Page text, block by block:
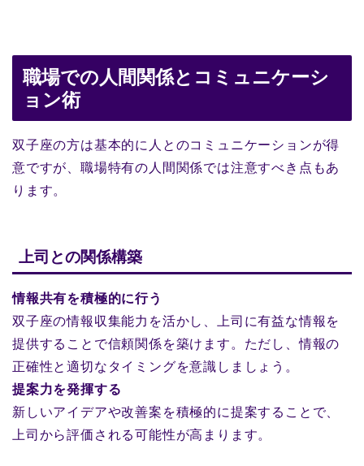
職場での人間関係とコミュニケーシ
ョン術
双子座の方は基本的に人とのコミュニケーションが得
意ですが、職場特有の人間関係では注意すべき点もあ
ります。
上司との関係構築
情報共有を積極的に行う
双子座の情報収集能力を活かし、上司に有益な情報を
提供することで信頼関係を築けます。ただし、情報の
正確性と適切なタイミングを意識しましょう。
提案力を発揮する
新しいアイデアや改善案を積極的に提案することで、
上司から評価される可能性が高まります。